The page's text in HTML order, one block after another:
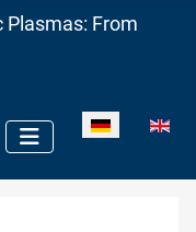
Plasmas: From
Sprache